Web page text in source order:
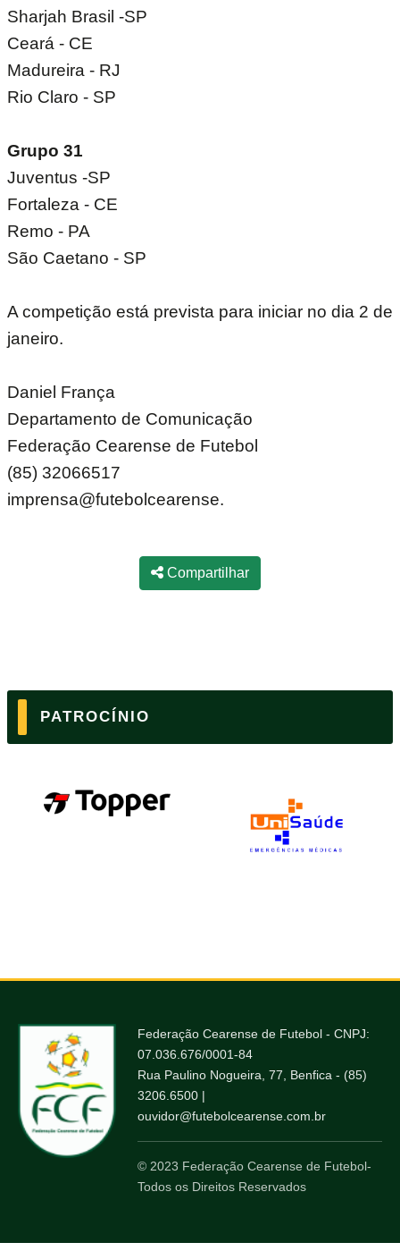
Sharjah Brasil -SP
Ceará - CE
Madureira - RJ
Rio Claro - SP
Grupo 31
Juventus -SP
Fortaleza - CE
Remo - PA
São Caetano - SP
A competição está prevista para iniciar no dia 2 de
janeiro.
Daniel França
Departamento de Comunicação
Federação Cearense de Futebol
(85) 32066517
imprensa@futebolcearense.
Compartilhar
PATROCÍNIO
Federação Cearense de Futebol - CNPJ:
07.036.676/0001-84
Rua Paulino Nogueira, 77, Benfica - (85)
3206.6500 |
ouvidor@futebolcearense.com.br
© 2023 Federação Cearense de Futebol-
Todos os Direitos Reservados